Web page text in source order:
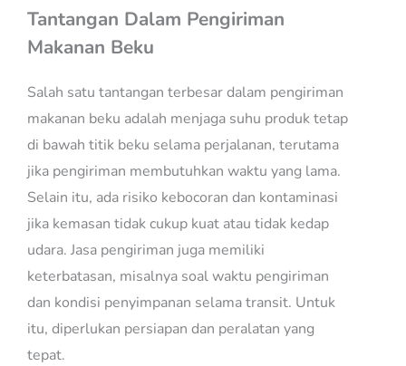
Tantangan Dalam Pengiriman
Makanan Beku
Salah satu tantangan terbesar dalam pengiriman
makanan beku adalah menjaga suhu produk tetap
di bawah titik beku selama perjalanan, terutama
jika pengiriman membutuhkan waktu yang lama.
Selain itu, ada risiko kebocoran dan kontaminasi
jika kemasan tidak cukup kuat atau tidak kedap
udara. Jasa pengiriman juga memiliki
keterbatasan, misalnya soal waktu pengiriman
dan kondisi penyimpanan selama transit. Untuk
itu, diperlukan persiapan dan peralatan yang
tepat.